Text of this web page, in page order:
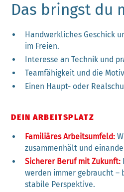
Das bringst du
Handwerkliches Geschick
im Freien.
Interesse an Technik und
Teamfähigkeit und die
Einen Haupt- oder
DEIN ARBEITSPLATZ
Familiäres Arbeitsumfeld:
zusammenhält und
Sicherer Beruf mit Zukunft:
werden immer gebraucht –
stabile Perspektive.